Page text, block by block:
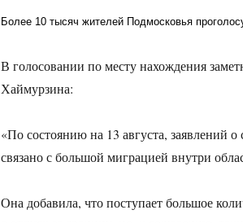
Более 10 тысяч жителей Подмосковья
В голосовании по месту нахождения
Хаймурзина:
«По состоянию на 13 августа, заявлений
связано с большой миграцией внутри
Она добавила, что поступает большое